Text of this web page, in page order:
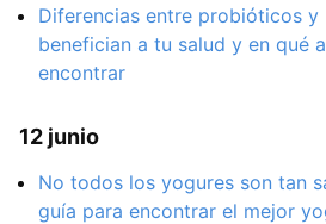
Diferencias entre probióticos
benefician a tu salud y en qué
encontrar
12 junio
No todos los yogures son tan
guía para encontrar el mejor